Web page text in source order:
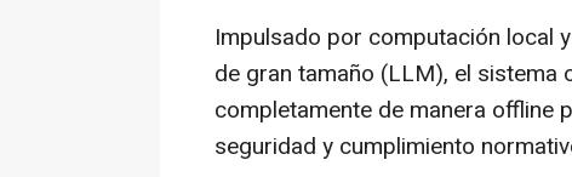
Impulsado por computación local
de gran tamaño (LLM), el sistema
completamente de manera offline
seguridad y cumplimiento